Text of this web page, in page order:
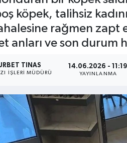
köpek, talihsiz
rağmen zapt
anları ve son durum
TINAS
İŞLERI MÜDÜRÜ
14.06.2026 - 11:19
YAYINLANMA